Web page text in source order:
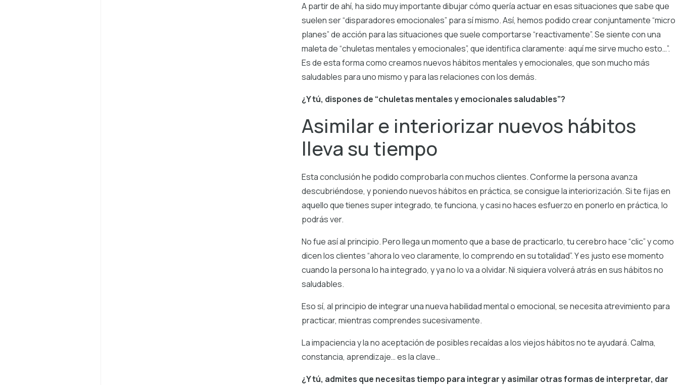
A partir de ahí, ha sido muy importante dibujar cómo quería actuar en esas situaciones que sabe que
suelen ser “disparadores emocionales” para sí mismo. Así, hemos podido crear conjuntamente “micro
planes” de acción para las situaciones que suele comportarse “reactivamente”. Se siente con una
maleta de “chuletas mentales y emocionales”, que identifica claramente: aquí me sirve mucho esto…”.
Es de esta forma como creamos nuevos hábitos mentales y emocionales, que son mucho más
saludables para uno mismo y para las relaciones con los demás.
¿Y tú, dispones de “chuletas mentales y emocionales saludables”?
Asimilar e interiorizar nuevos hábitos
lleva su tiempo
Esta conclusión he podido comprobarla con muchos clientes. Conforme la persona avanza
descubriéndose, y poniendo nuevos hábitos en práctica, se consigue la interiorización. Si te fijas en
aquello que tienes super integrado, te funciona, y casi no haces esfuerzo en ponerlo en práctica, lo
podrás ver.
No fue así al principio. Pero llega un momento que a base de practicarlo, tu cerebro hace “clic” y como
dicen los clientes “ahora lo veo claramente, lo comprendo en su totalidad”. Y es justo ese momento
cuando la persona lo ha integrado, y ya no lo va a olvidar. Ni siquiera volverá atrás en sus hábitos no
saludables.
Eso sí, al principio de integrar una nueva habilidad mental o emocional, se necesita atrevimiento para
practicar, mientras comprendes sucesivamente.
La impaciencia y la no aceptación de posibles recaídas a los viejos hábitos no te ayudará. Calma,
constancia, aprendizaje… es la clave…
¿Y tú, admites que necesitas tiempo para integrar y asimilar otras formas de interpretar, dar